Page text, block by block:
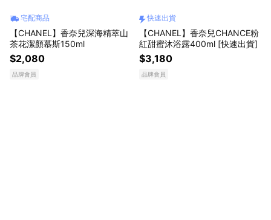
宅配商品
【CHANEL】香奈兒深海精萃山
茶花潔顏慕斯150ml
$2,080
品牌會員
快速出貨
【CHANEL】香奈兒CHANCE粉
紅甜蜜沐浴露400ml ​[快速出貨]
$3,180
品牌會員